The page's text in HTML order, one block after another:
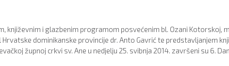
književnim i glazbenim programom posvećenim bl. Ozani Kotorskoj,
dominikanske provincije dr. Anto Gavrić te predstavljanjem
župnoj crkvi sv. Ane u nedjelju 25. svibnja 2014. završeni su 6.